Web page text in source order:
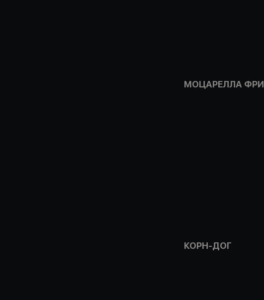
МОЦАРЕЛЛА ФРИ
КОРН-ДОГ